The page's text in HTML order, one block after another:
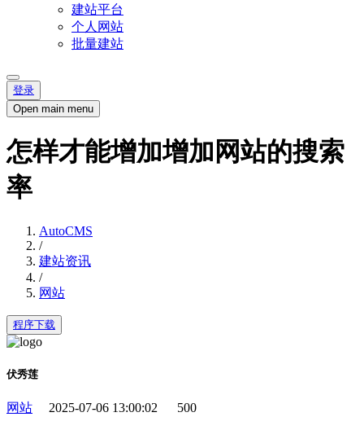
建站平台
个人网站
批量建站
登录
Open main menu
怎样才能增加增加网站的搜索
率
AutoCMS
/
建站资讯
/
网站
程序下载
伏秀莲
网站 2025-07-06 13:00:02 500